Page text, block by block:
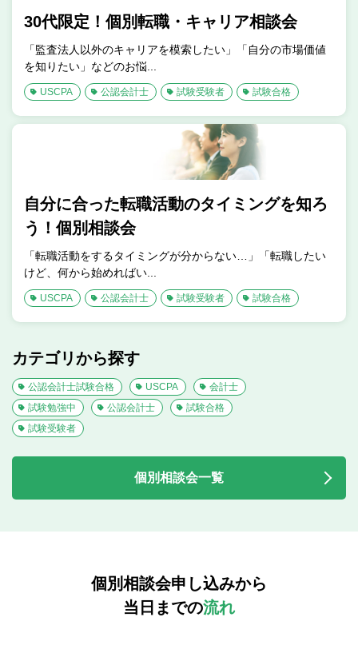
30代限定！個別転職・キャリア相談会
「監査法人以外のキャリアを模索したい」「自分の市場価値
を知りたい」などのお悩...
USCPA 公認会計士 試験受験者 試験合格
自分に合った転職活動のタイミングを知ろ
う！個別相談会
「転職活動をするタイミングが分からない…」「転職したい
けど、何から始めればい...
USCPA 公認会計士 試験受験者 試験合格
カテゴリから探す
公認会計士試験合格 USCPA
会計士
試験勉強中
公認会計士
試験合格
試験受験者
個別相談会一覧
個別相談会申し込みから
当日までの流れ